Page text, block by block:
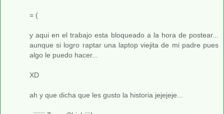
= (
y aqui en el trabajo esta bloqueado a la hora de postear...
aunque si logro raptar una laptop viejita de mi padre pues
algo le puedo hacer...
XD
ah y que dicha que les gusto la historia jejejeje...